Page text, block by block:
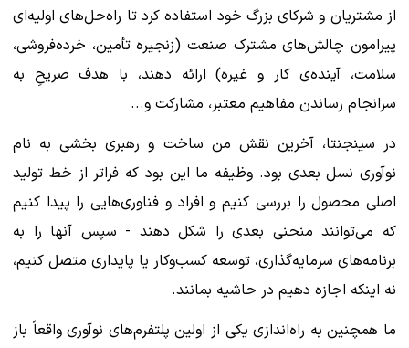
از مشتریان و شرکای بزرگ خود استفاده کرد تا راه‌حل‌های اولیه‌ای
پیرامون چالش‌های مشترک صنعت (زنجیره تأمین، خرده‌فروشی،
سلامت، آینده‌ی کار و غیره) ارائه دهند، با هدف صریحِ به
سرانجام رساندن مفاهیم معتبر، مشارکت و...
در سینجنتا، آخرین نقش من ساخت و رهبری بخشی به نام
نوآوری نسل بعدی بود. وظیفه ما این بود که فراتر از خط تولید
اصلی محصول را بررسی کنیم و افراد و فناوری‌هایی را پیدا کنیم
که می‌توانند منحنی بعدی را شکل دهند - سپس آنها را به
برنامه‌های سرمایه‌گذاری، توسعه کسب‌وکار یا پایداری متصل کنیم،
نه اینکه اجازه دهیم در حاشیه بمانند.
ما همچنین به راه‌اندازی یکی از اولین پلتفرم‌های نوآوری واقعاً باز